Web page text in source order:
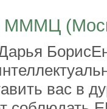
МММЦ
вас в